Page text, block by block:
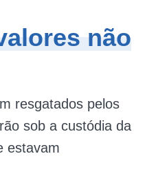
não
resgatados pelos
sob a custódia da
estavam